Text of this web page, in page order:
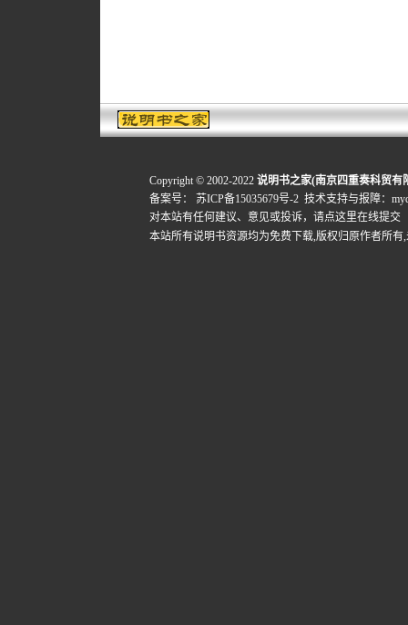
Copyright © 2002-2022 说明书之家(南京四重奏科贸有
备案号：
苏ICP备15035679号-2 技术支持与报障：
对本站有任何建议、意见或投诉， 请点这里在线提交
本站所有说明书资源均为免费下载,版权归原作者所